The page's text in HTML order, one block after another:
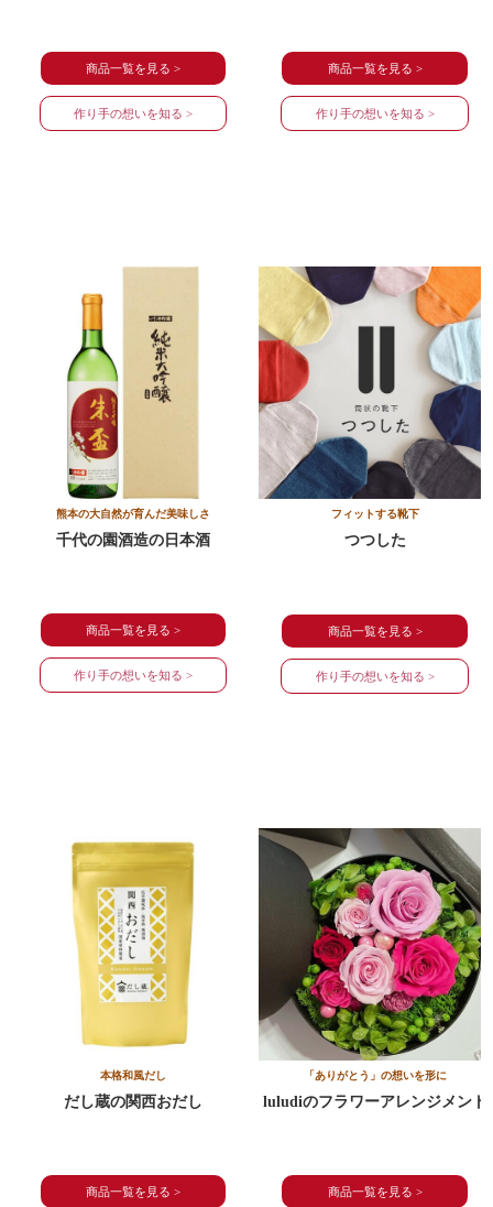
商品一覧を見る >
作り手の想いを知る >
商品一覧を見る >
作り手の想いを知る >
熊本の大自然が育んだ美味しさ
千代の園酒造の日本酒
商品一覧を見る >
作り手の想いを知る >
フィットする靴下
つつした
商品一覧を見る >
作り手の想いを知る >
本格和風だし
だし蔵の関西おだし
商品一覧を見る >
「ありがとう」の想いを形に
luludiのフラワーアレンジメント
商品一覧を見る >